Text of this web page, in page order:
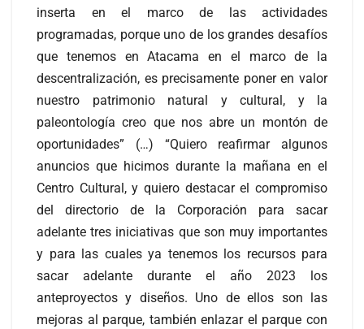
inserta en el marco de las actividades
programadas, porque uno de los grandes desafíos
que tenemos en Atacama en el marco de la
descentralización, es precisamente poner en valor
nuestro patrimonio natural y cultural, y la
paleontología creo que nos abre un montón de
oportunidades” (…) “Quiero reafirmar algunos
anuncios que hicimos durante la mañana en el
Centro Cultural, y quiero destacar el compromiso
del directorio de la Corporación para sacar
adelante tres iniciativas que son muy importantes
y para las cuales ya tenemos los recursos para
sacar adelante durante el año 2023 los
anteproyectos y diseños. Uno de ellos son las
mejoras al parque, también enlazar el parque con